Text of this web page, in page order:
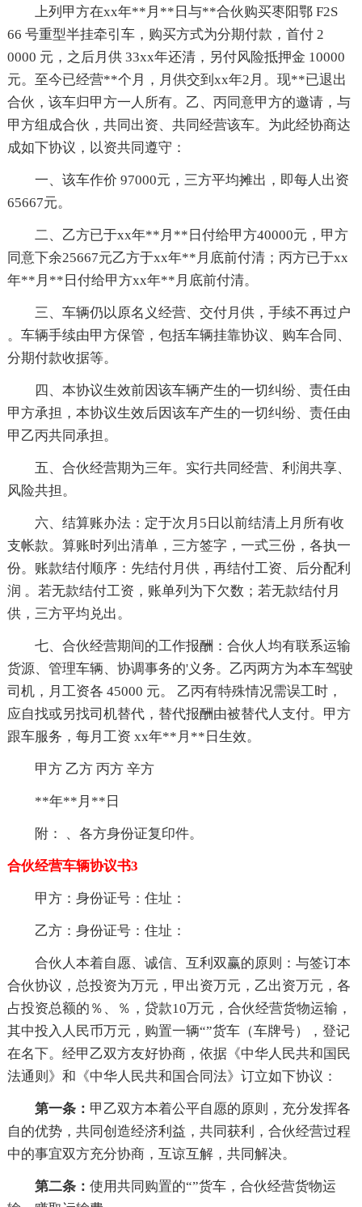
上列甲方在xx年**月**日与**合伙购买枣阳鄂 F2S
66 号重型半挂牵引车，购买方式为分期付款，首付 2
0000 元，之后月供 33xx年还清，另付风险抵押金 10000
元。至今已经营**个月，月供交到xx年2月。现**已退出
合伙，该车归甲方一人所有。乙、丙同意甲方的邀请，与
甲方组成合伙，共同出资、共同经营该车。为此经协商达
成如下协议，以资共同遵守：
一、该车作价 97000元，三方平均摊出，即每人出资
65667元。
二、乙方已于xx年**月**日付给甲方40000元，甲方
同意下余25667元乙方于xx年**月底前付清；丙方已于xx
年**月**日付给甲方xx年**月底前付清。
三、车辆仍以原名义经营、交付月供，手续不再过户
。车辆手续由甲方保管，包括车辆挂靠协议、购车合同、
分期付款收据等。
四、本协议生效前因该车辆产生的一切纠纷、责任由
甲方承担，本协议生效后因该车产生的一切纠纷、责任由
甲乙丙共同承担。
五、合伙经营期为三年。实行共同经营、利润共享、
风险共担。
六、结算账办法：定于次月5日以前结清上月所有收
支帐款。算账时列出清单，三方签字，一式三份，各执一
份。账款结付顺序：先结付月供，再结付工资、后分配利
润 。若无款结付工资，账单列为下欠数；若无款结付月
供，三方平均兑出。
七、合伙经营期间的工作报酬：合伙人均有联系运输
货源、管理车辆、协调事务的'义务。乙丙两方为本车驾驶
司机，月工资各 45000 元。 乙丙有特殊情况需误工时，
应自找或另找司机替代，替代报酬由被替代人支付。甲方
跟车服务，每月工资 xx年**月**日生效。
甲方 乙方 丙方 辛方
**年**月**日
附： 、各方身份证复印件。
合伙经营车辆协议书3
甲方：身份证号：住址：
乙方：身份证号：住址：
合伙人本着自愿、诚信、互利双赢的原则：与签订本
合伙协议，总投资为万元，甲出资万元，乙出资万元，各
占投资总额的％、％，贷款10万元，合伙经营货物运输，
其中投入人民币万元，购置一辆“”货车（车牌号），登记
在名下。经甲乙双方友好协商，依据《中华人民共和国民
法通则》和《中华人民共和国合同法》订立如下协议：
第一条： 甲乙双方本着公平自愿的原则，充分发挥各
自的优势，共同创造经济利益，共同获利，合伙经营过程
中的事宜双方充分协商，互谅互解，共同解决。
第二条： 使用共同购置的“”货车，合伙经营货物运